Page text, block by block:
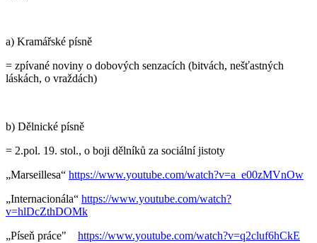
a) Kramářské písně
= zpívané noviny o dobových senzacích (bitvách, nešťastných
láskách, o vraždách)
b) Dělnické písně
= 2.pol. 19. stol., o boji dělníků za sociální jistoty
„Marseillesa“ https://www.youtube.com/watch?v=a_e00zMVnOw
„Internacionála“ https://www.youtube.com/watch?
v=hlDcZthDOMk
„Píseň práce" https://www.youtube.com/watch?v=q2cluf6hCkE